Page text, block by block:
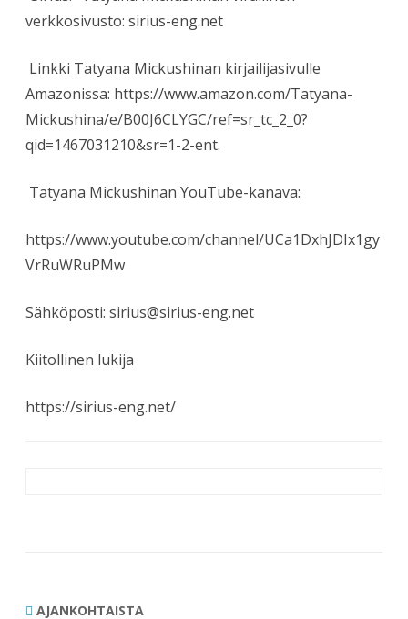
verkkosivusto: sirius-eng.net
Linkki Tatyana Mickushinan kirjailijasivulle
Amazonissa: https://www.amazon.com/Tatyana-
Mickushina/e/B00J6CLYGC/ref=sr_tc_2_0?
qid=1467031210&sr=1-2-ent.
Tatyana Mickushinan YouTube-kanava:
https://www.youtube.com/channel/UCa1DxhJDIx1gy
VrRuWRuPMw
Sähköposti: sirius@sirius-eng.net
Kiitollinen lukija
https://sirius-eng.net/
AJANKOHTAISTA